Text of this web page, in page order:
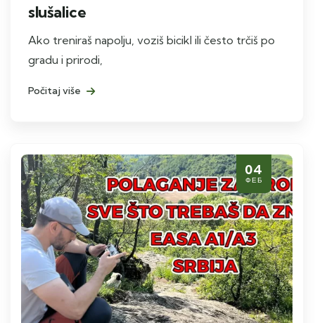
slušalice
Ako treniraš napolju, voziš bicikl ili često trčiš po
gradu i prirodi,
Počitaj više
04
ФЕБ